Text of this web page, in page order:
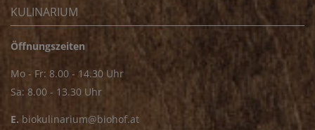
KULINARIUM
Öffnungszeiten
Mo - Fr: 8.00 - 14.30 Uhr
Sa: 8.00 - 13.30 Uhr
E. biokulinarium@biohof.at